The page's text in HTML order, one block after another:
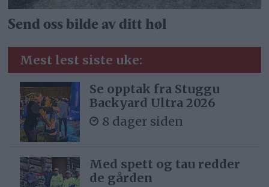
Send oss bilde av ditt høl
Mest lest siste uke:
Se opptak fra Stuggu
Backyard Ultra 2026
8 dager siden
Med spett og tau redder
de gården